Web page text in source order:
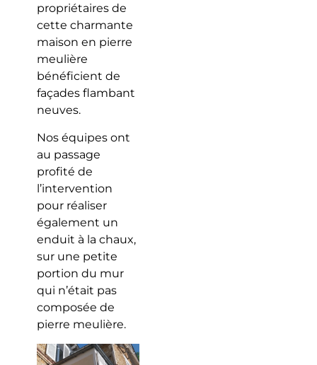
propriétaires de
cette charmante
maison en pierre
meulière
bénéficient de
façades flambant
neuves.
Nos équipes ont
au passage
profité de
l’intervention
pour réaliser
également un
enduit à la chaux,
sur une petite
portion du mur
qui n’était pas
composée de
pierre meulière.